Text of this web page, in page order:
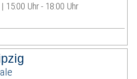
15:00 Uhr - 18:00 Uhr